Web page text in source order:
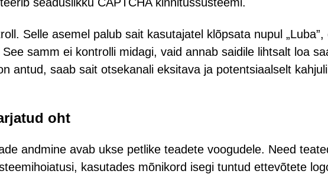
Selle asemel palub sait kasutajatel klõpsata nupul „Luba”,
samm ei kontrolli midagi, vaid annab saidile lihtsalt loa
antud, saab sait otsekanali eksitava ja potentsiaalselt
oht
andmine avab ukse petlike teadete voogudele. Need
kasutades mõnikord isegi tuntud ettevõtete